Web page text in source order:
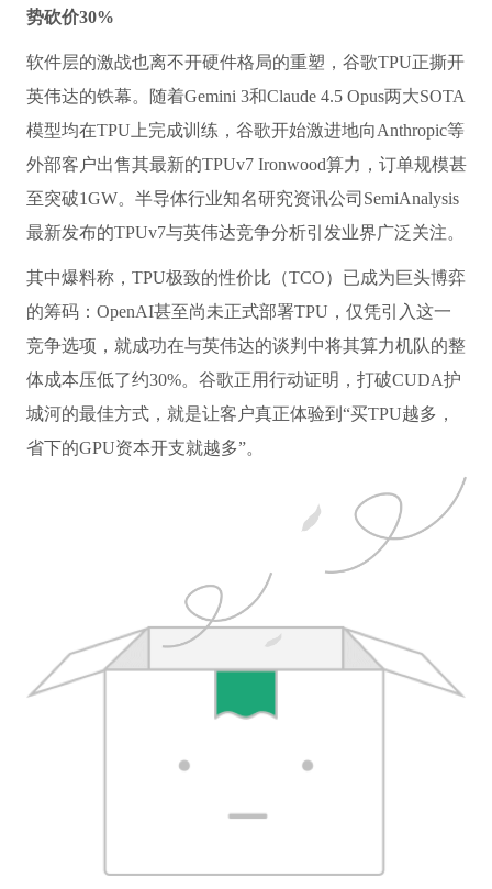
势砍价30%
软件层的激战也离不开硬件格局的重塑，谷歌TPU正撕开
英伟达的铁幕。随着Gemini 3和Claude 4.5 Opus两大SOTA
模型均在TPU上完成训练，谷歌开始激进地向Anthropic等
外部客户出售其最新的TPUv7 Ironwood算力，订单规模甚
至突破1GW。半导体行业知名研究资讯公司SemiAnalysis
最新发布的TPUv7与英伟达竞争分析引发业界广泛关注。
其中爆料称，TPU极致的性价比（TCO）已成为巨头博弈
的筹码：OpenAI甚至尚未正式部署TPU，仅凭引入这一
竞争选项，就成功在与英伟达的谈判中将其算力机队的整
体成本压低了约30%。谷歌正用行动证明，打破CUDA护
城河的最佳方式，就是让客户真正体验到“买TPU越多，
省下的GPU资本开支就越多”。